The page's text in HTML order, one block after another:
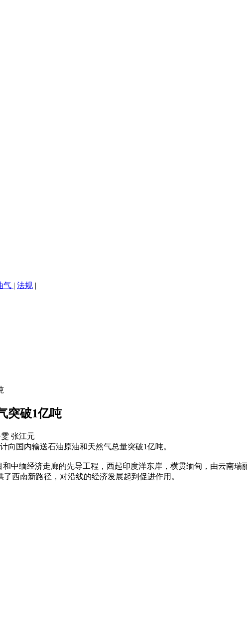
气 | 法规 |
突破1亿吨
张江元
向国内输送石油原油和天然气总量突破1亿吨。
中缅经济走廊的先导工程，西起印度洋东岸，横贯缅甸，由云南
西南新路径，对沿线的经济发展起到促进作用。